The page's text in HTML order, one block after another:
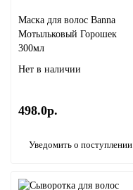
Маска для волос Banna
Мотыльковый Горошек
300мл
Нет в наличии
498.0р.
Уведомить о поступлении